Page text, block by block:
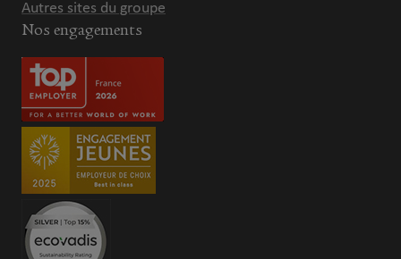
Autres sites du groupe
Nos engagements